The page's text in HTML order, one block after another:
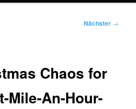
Nächster →
Chaos for
Mile-An-Hour-